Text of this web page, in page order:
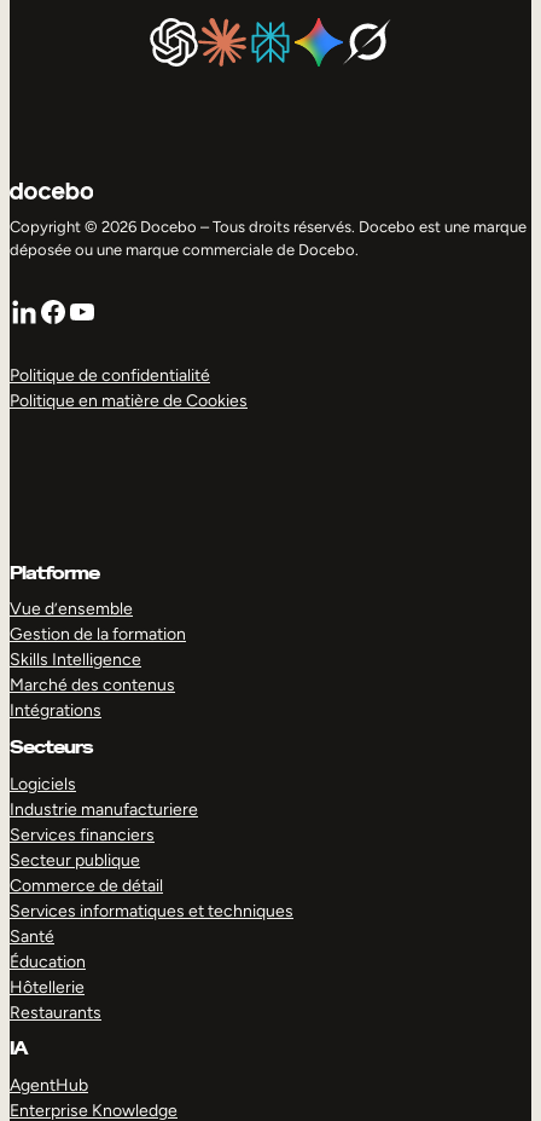
Copyright © 2026 Docebo – Tous droits réservés. Docebo est une marque
déposée ou une marque commerciale de Docebo.
LinkedIn
Facebook
YouTube
Politique de confidentialité
Politique en matière de Cookies
Platforme
Vue d’ensemble
Gestion de la formation
Skills Intelligence
Marché des contenus
Intégrations
Secteurs
Logiciels
Industrie manufacturiere
Services financiers
Secteur publique
Commerce de détail
Services informatiques et techniques
Santé
Éducation
Hôtellerie
Restaurants
IA
AgentHub
Enterprise Knowledge